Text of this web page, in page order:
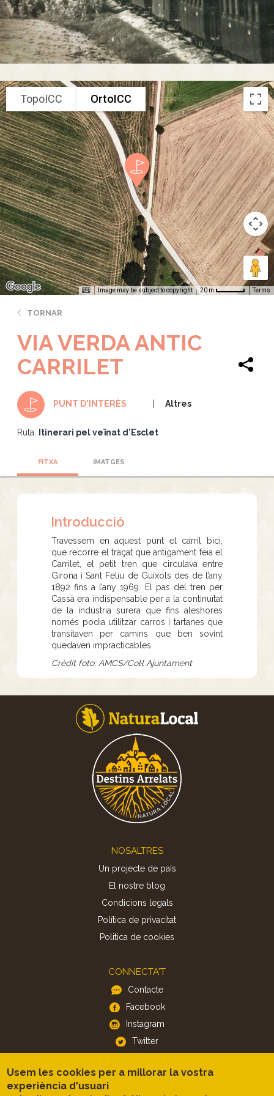
TopoICC OrtoICC
Image may be subject to copyright 20 m Terms
TORNAR
VIA VERDA ANTIC
CARRILET
PUNT D'INTERÈS Altres
Ruta: Itinerari pel veïnat d'Esclet
FITXA IMATGES
Introducció
Travessem en aquest punt el carril bici,
que recorre el traçat que antigament feia el
Carrilet, el petit tren que circulava entre
Girona i Sant Feliu de Guíxols des de l’any
1892 fins a l’any 1969. El pas del tren per
Cassà era indispensable per a la continuïtat
de la indústria surera que fins aleshores
només podia utilitzar carros i tartanes que
transitaven per camins que ben sovint
quedaven impracticables.
Crèdit foto: AMCS/Col·l Ajuntament
NOSALTRES
Un projecte de país
El nostre blog
Condicions legals
Política de privacitat
Politica de cookies
CONNECTA'T
Contacte
Facebook
Instagram
Twitter
APP
iOS
Usem les cookies per a millorar la vostra
experiència d'usuari